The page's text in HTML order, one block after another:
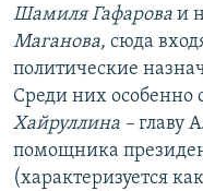
Шамиля Гафарова и
Маганова, сюда
политические
Среди них особенно
Хайруллина – главу
помощника
(характеризуется